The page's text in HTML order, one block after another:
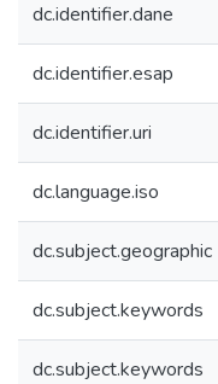
dc.identifier.dane
dc.identifier.esap
dc.identifier.uri
dc.language.iso
dc.subject.geographic
dc.subject.keywords
dc.subject.keywords